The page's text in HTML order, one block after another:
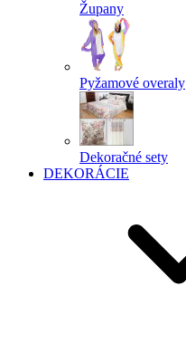
Župany
Pyžamové overaly
Dekoračné sety
DEKORÁCIE